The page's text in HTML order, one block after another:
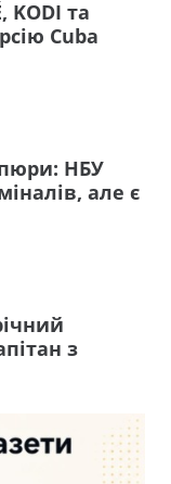
KODI та
Cuba
НБУ
але є
з